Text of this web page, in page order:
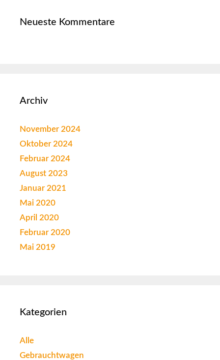
Neueste Kommentare
Archiv
November 2024
Oktober 2024
Februar 2024
August 2023
Januar 2021
Mai 2020
April 2020
Februar 2020
Mai 2019
Kategorien
Alle
Gebrauchtwagen